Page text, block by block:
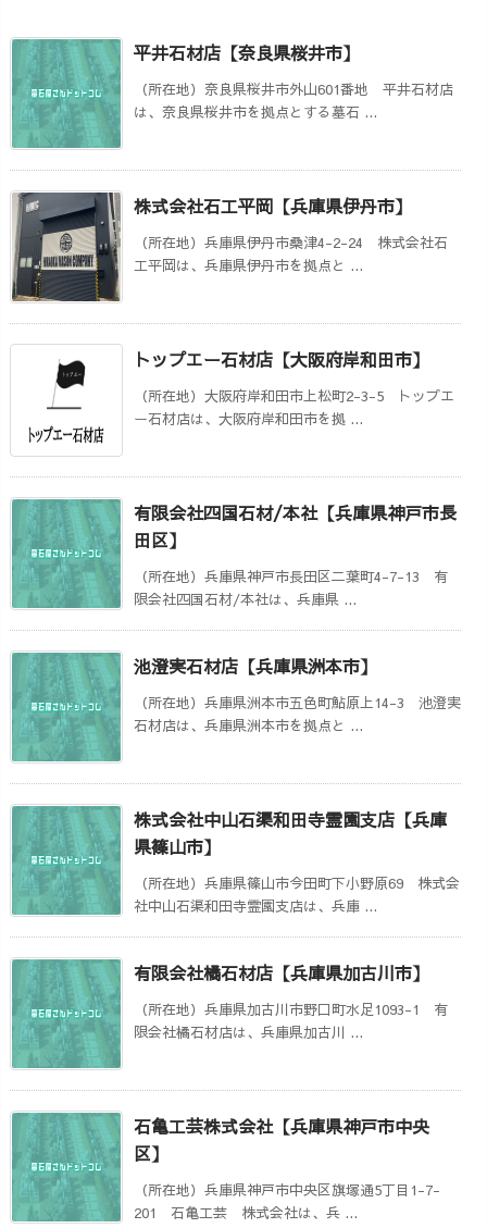
平井石材店【奈良県桜井市】
（所在地）奈良県桜井市外山601番地 平井石材店
は、奈良県桜井市を拠点とする墓石 ...
株式会社石工平岡【兵庫県伊丹市】
（所在地）兵庫県伊丹市桑津4-2-24 株式会社石
工平岡は、兵庫県伊丹市を拠点と ...
トップエー石材店【大阪府岸和田市】
（所在地）大阪府岸和田市上松町2-3-5 トップエ
ー石材店は、大阪府岸和田市を拠 ...
有限会社四国石材/本社【兵庫県神戸市長
田区】
（所在地）兵庫県神戸市長田区二葉町4-7-13 有
限会社四国石材/本社は、兵庫県 ...
池澄実石材店【兵庫県洲本市】
（所在地）兵庫県洲本市五色町鮎原上14-3 池澄実
石材店は、兵庫県洲本市を拠点と ...
株式会社中山石渠和田寺霊園支店【兵庫
県篠山市】
（所在地）兵庫県篠山市今田町下小野原69 株式会
社中山石渠和田寺霊園支店は、兵庫 ...
有限会社橘石材店【兵庫県加古川市】
（所在地）兵庫県加古川市野口町水足1093-1 有
限会社橘石材店は、兵庫県加古川 ...
石亀工芸株式会社【兵庫県神戸市中央
区】
（所在地）兵庫県神戸市中央区旗塚通5丁目1-7-
201 石亀工芸 株式会社は、兵 ...